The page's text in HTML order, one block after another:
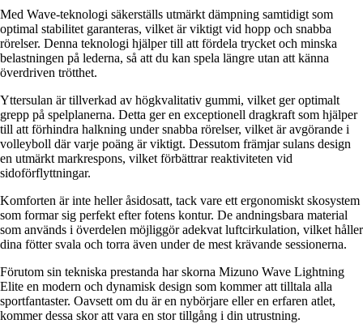
Med Wave-teknologi säkerställs utmärkt dämpning samtidigt som
optimal stabilitet garanteras, vilket är viktigt vid hopp och snabba
rörelser. Denna teknologi hjälper till att fördela trycket och minska
belastningen på lederna, så att du kan spela längre utan att känna
överdriven trötthet.
Yttersulan är tillverkad av högkvalitativ gummi, vilket ger optimalt
grepp på spelplanerna. Detta ger en exceptionell dragkraft som hjälper
till att förhindra halkning under snabba rörelser, vilket är avgörande i
volleyboll där varje poäng är viktigt. Dessutom främjar sulans design
en utmärkt markrespons, vilket förbättrar reaktiviteten vid
sidoförflyttningar.
Komforten är inte heller åsidosatt, tack vare ett ergonomiskt skosystem
som formar sig perfekt efter fotens kontur. De andningsbara material
som används i överdelen möjliggör adekvat luftcirkulation, vilket håller
dina fötter svala och torra även under de mest krävande sessionerna.
Förutom sin tekniska prestanda har skorna Mizuno Wave Lightning
Elite en modern och dynamisk design som kommer att tilltala alla
sportfantaster. Oavsett om du är en nybörjare eller en erfaren atlet,
kommer dessa skor att vara en stor tillgång i din utrustning.